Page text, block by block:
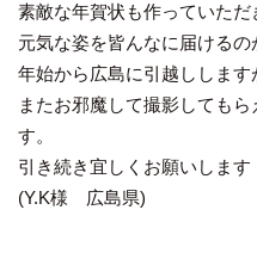
素敵な年賀状も作っていた
元気な姿を皆んなに届けるの
年始から広島に引越しします
またお邪魔して撮影しても
す。
引き続き宜しくお願いします
(Y.K様 広島県)